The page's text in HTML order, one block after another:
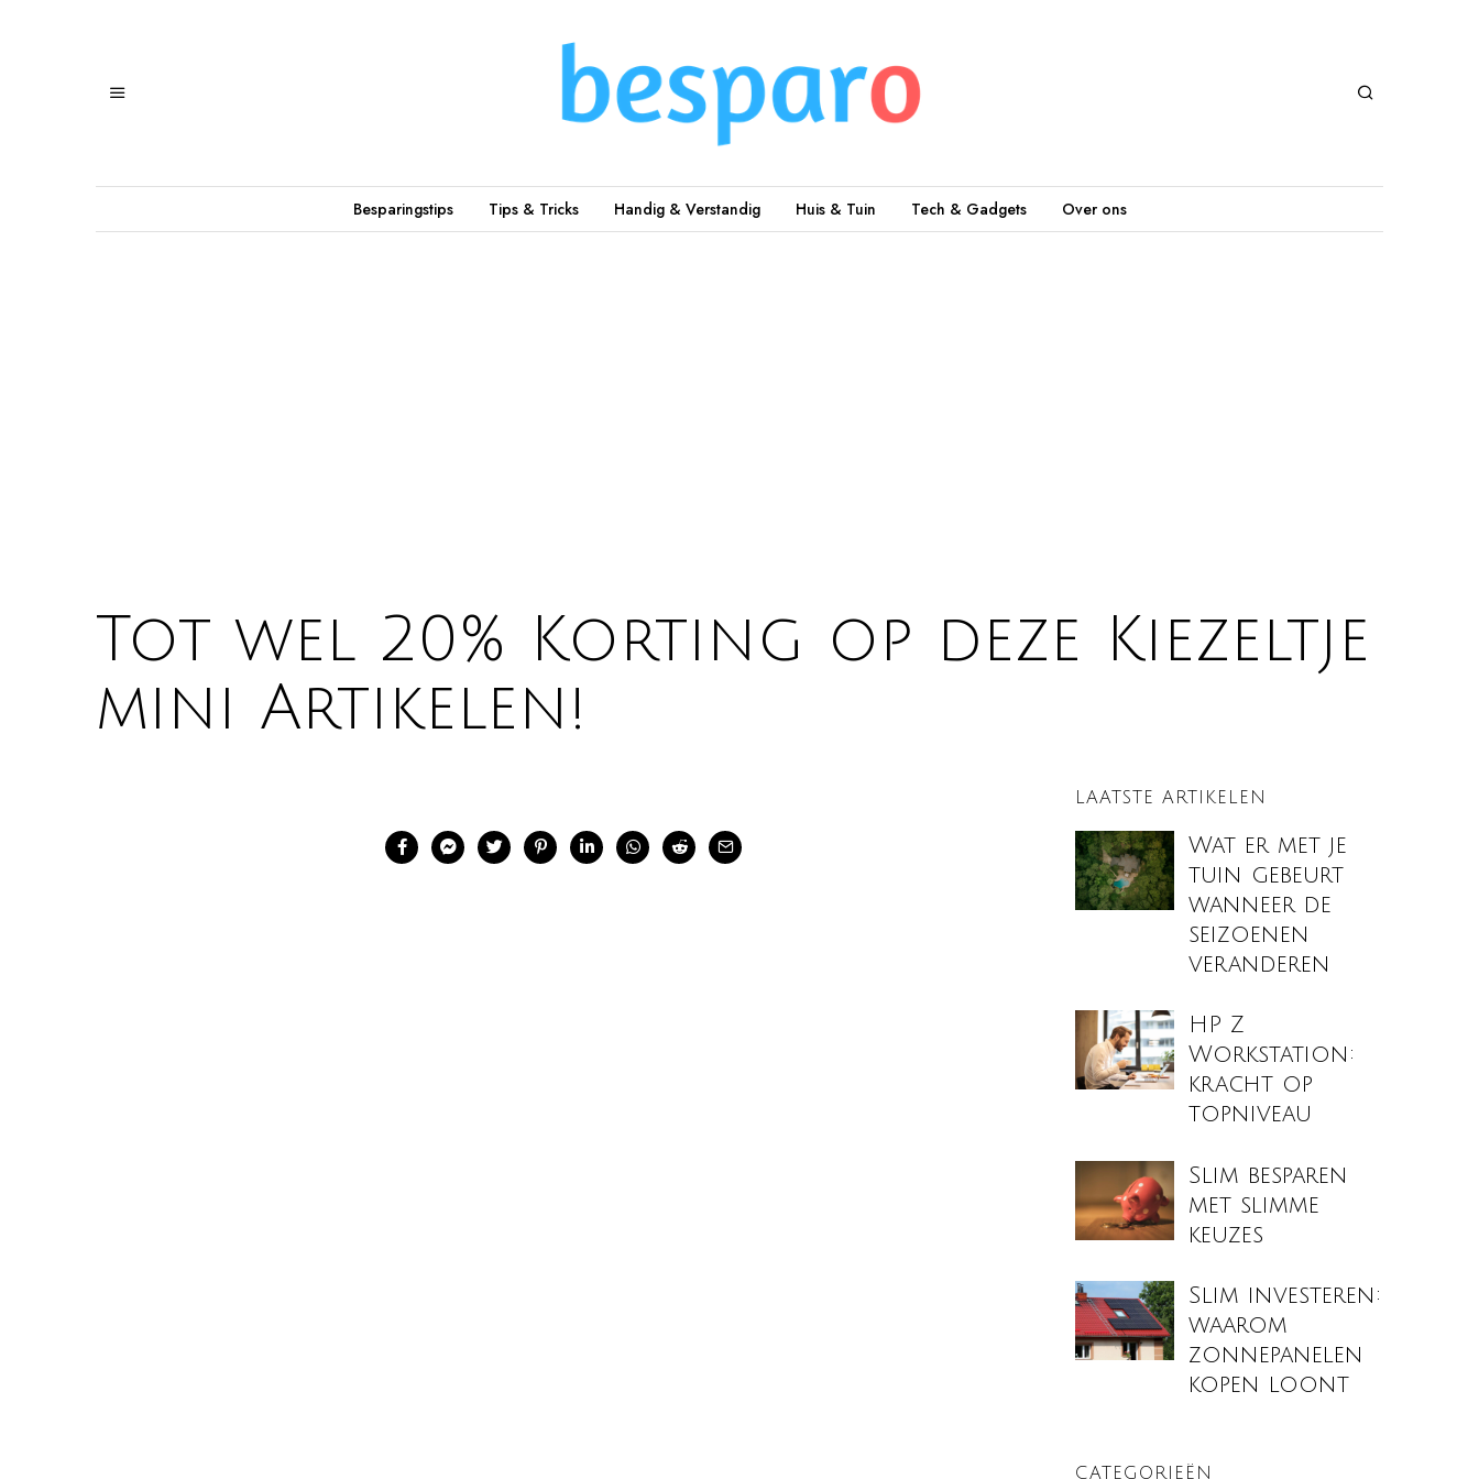
Besparingstips Tips & Tricks Handig & Verstandig Huis & Tuin Tech & Gadgets Over ons
Tot wel 20% Korting op deze Kiezeltje
mini Artikelen!
LAATSTE ARTIKELEN
Wat er met je
tuin gebeurt
wanneer de
seizoenen
veranderen
HP Z
Workstation:
kracht op
topniveau
Slim besparen
met slimme
keuzes
Slim investeren:
waarom
zonnepanelen
kopen loont
CATEGORIEËN